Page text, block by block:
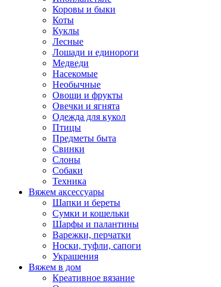
Коровы и быки
Коты
Куклы
Лесные
Лошади и единороги
Медведи
Насекомые
Необычные
Овощи и фрукты
Овечки и ягнята
Одежда для кукол
Птицы
Предметы быта
Свинки
Слоны
Собаки
Техника
Вяжем аксессуары
Шапки и береты
Сумки и кошельки
Шарфы и палантины
Варежки, перчатки
Носки, туфли, сапоги
Украшения
Вяжем в дом
Креативное вязание